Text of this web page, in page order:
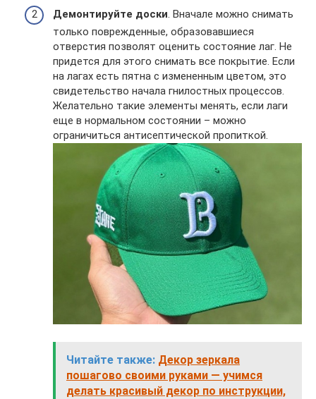
Демонтируйте доски. Вначале можно снимать
только поврежденные, образовавшиеся
отверстия позволят оценить состояние лаг. Не
придется для этого снимать все покрытие. Если
на лагах есть пятна с измененным цветом, это
свидетельство начала гнилостных процессов.
Желательно такие элементы менять, если лаги
еще в нормальном состоянии – можно
ограничиться антисептической пропиткой.
Читайте также: Декор зеркала
пошагово своими руками — учимся
делать красивый декор по инструкции,